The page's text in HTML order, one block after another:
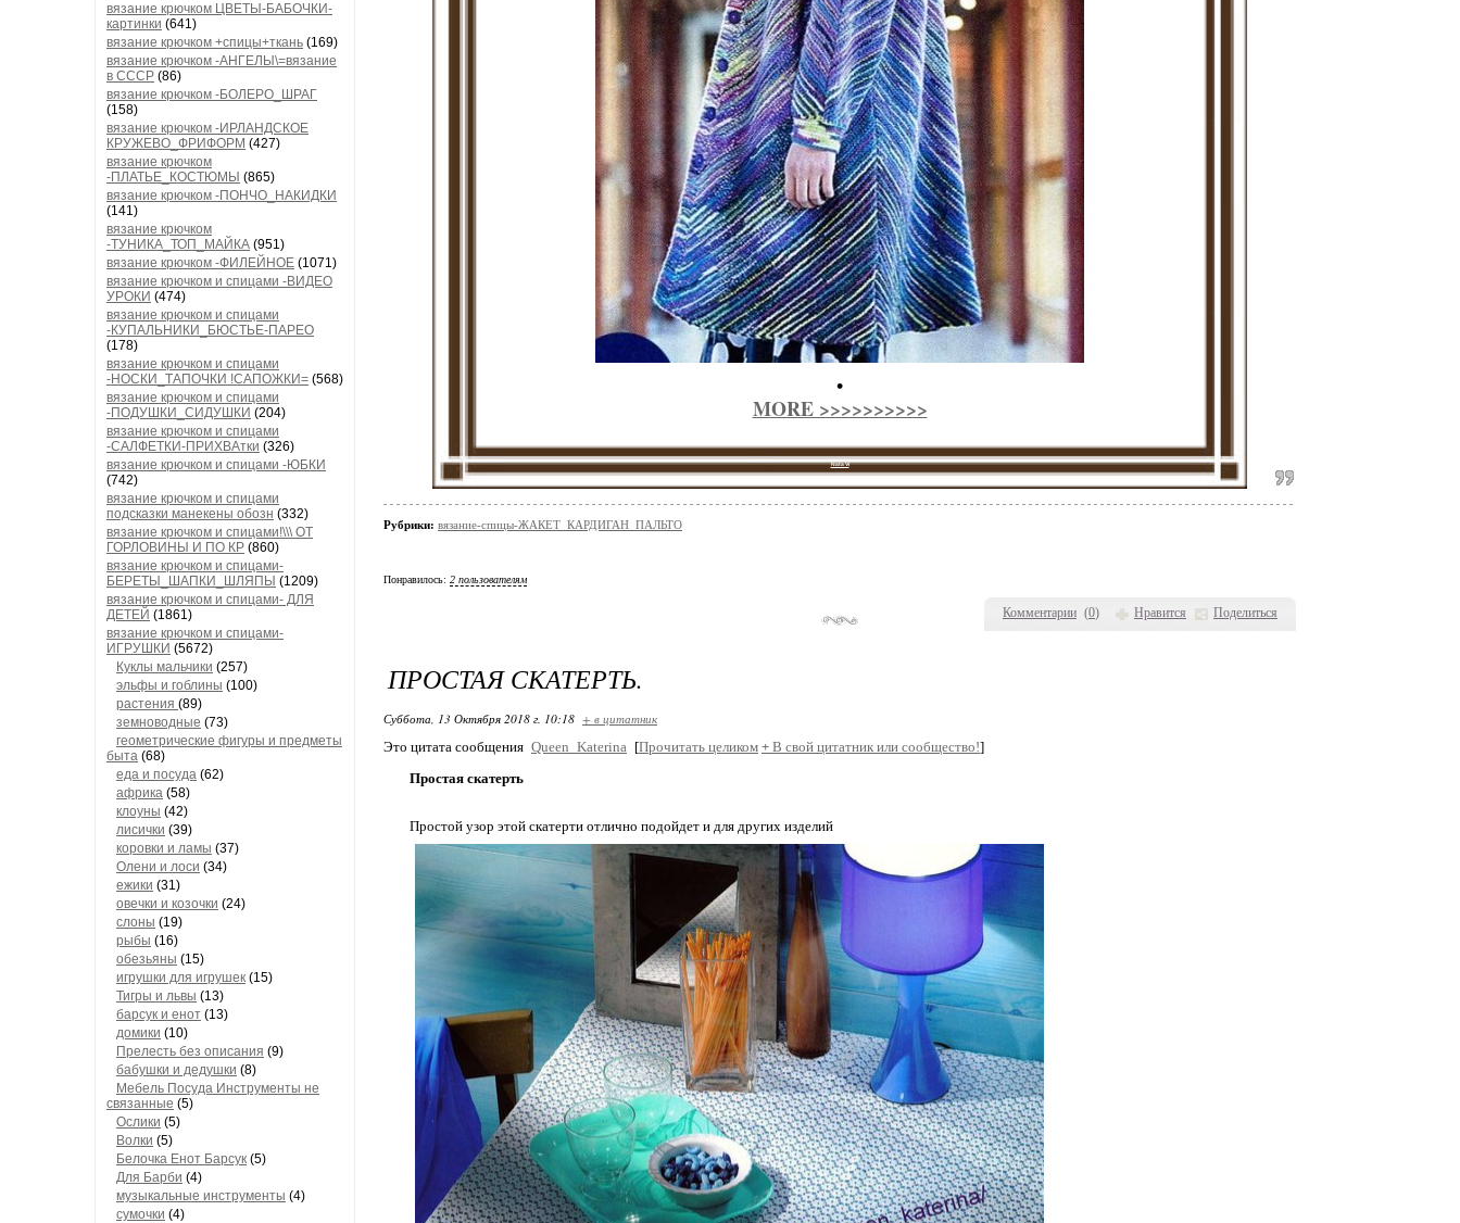
вязание крючком ЦВЕТЫ-БАБОЧКИ-
картинки (641)
вязание крючком +спицы+ткань (169)
вязание крючком -АНГЕЛЫ\=вязание
в СССР (86)
вязание крючком -БОЛЕРО_ШРАГ
(158)
вязание крючком -ИРЛАНДСКОЕ
КРУЖЕВО_ФРИФОРМ (427)
вязание крючком
-ПЛАТЬЕ_КОСТЮМЫ (865)
вязание крючком -ПОНЧО_НАКИДКИ
(141)
вязание крючком
-ТУНИКА_ТОП_МАЙКА (951)
вязание крючком -ФИЛЕЙНОЕ (1071)
вязание крючком и спицами -ВИДЕО
УРОКИ (474)
вязание крючком и спицами
-КУПАЛЬНИКИ_БЮСТЬЕ-ПАРЕО
(178)
вязание крючком и спицами
-НОСКИ_ТАПОЧКИ !САПОЖКИ= (568)
вязание крючком и спицами
-ПОДУШКИ_СИДУШКИ (204)
вязание крючком и спицами
-САЛФЕТКИ-ПРИХВАтки (326)
вязание крючком и спицами -ЮБКИ
(742)
вязание крючком и спицами
подсказки манекены обозн (332)
вязание крючком и спицами!\\\ ОТ
ГОРЛОВИНЫ И ПО КР (860)
вязание крючком и спицами-
БЕРЕТЫ_ШАПКИ_ШЛЯПЫ (1209)
вязание крючком и спицами- ДЛЯ
ДЕТЕЙ (1861)
вязание крючком и спицами-
ИГРУШКИ (5672)
Куклы мальчики (257)
эльфы и гоблины (100)
растения (89)
земноводные (73)
геометрические фигуры и предметы
быта (68)
еда и посуда (62)
африка (58)
клоуны (42)
лисички (39)
коровки и ламы (37)
Олени и лоси (34)
ежики (31)
овечки и козочки (24)
слоны (19)
рыбы (16)
обезьяны (15)
игрушки для игрушек (15)
Тигры и львы (13)
барсук и енот (13)
домики (10)
Прелесть без описания (9)
бабушки и дедушки (8)
Мебель Посуда Инструменты не
связанные (5)
Ослики (5)
Волки (5)
Белочка Енот Барсук (5)
Для Барби (4)
музыкальные инструменты (4)
сумочки (4)
Комментарии (0) Нравится Поделиться
•
MORE >>>>>>>>>>
Nata Vi
Рубрики: вязание-спицы-ЖАКЕТ_КАРДИГАН_ПАЛЬТО
Понравилось: 2 пользователям
ПРОСТАЯ СКАТЕРТЬ.
Суббота, 13 Октября 2018 г. 10:18 + в цитатник
Это цитата сообщения Queen_Katerina [Прочитать целиком + В свой цитатник или сообщество!]
Простая скатерть
Простой узор этой скатерти отлично подойдет и для других изделий